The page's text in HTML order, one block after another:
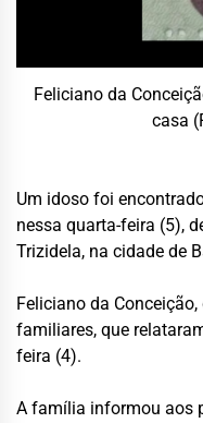
Feliciano da
casa
Um idoso foi
nessa quarta-feira (5),
Trizidela, na cidade de
Feliciano da
familiares, que
feira (4).
A família informou aos